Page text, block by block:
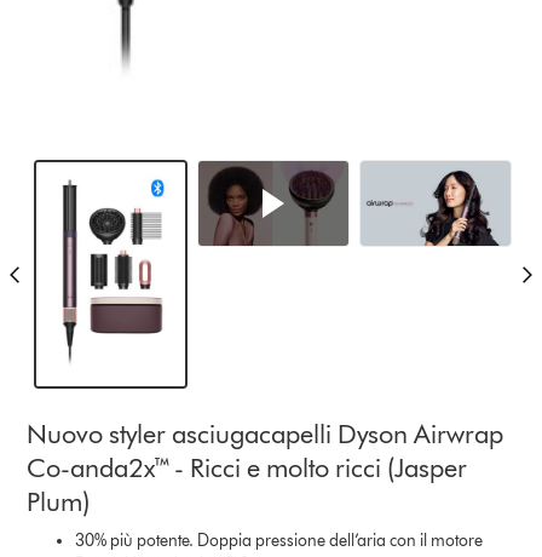
Nuovo styler asciugacapelli Dyson Airwrap
Co-anda2x™ - Ricci e molto ricci (Jasper
Plum)
30% più potente. Doppia pressione dell’aria con il motore